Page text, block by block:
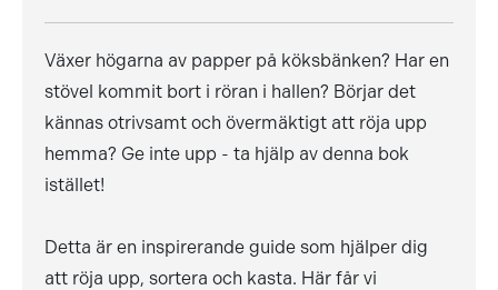
Växer högarna av papper på köksbänken? Har en
stövel kommit bort i röran i hallen? Börjar det
kännas otrivsamt och övermäktigt att röja upp
hemma? Ge inte upp - ta hjälp av denna bok
istället!
Detta är en inspirerande guide som hjälper dig
att röja upp, sortera och kasta. Här får vi